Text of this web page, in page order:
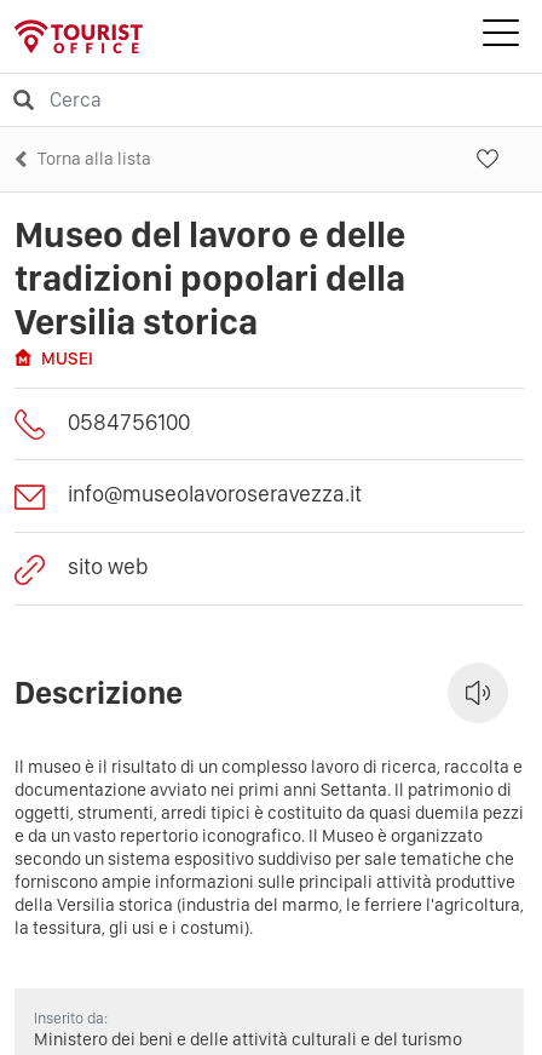
Torna alla lista
Museo del lavoro e delle
tradizioni popolari della
Versilia storica
MUSEI
0584756100
info@museolavoroseravezza.it
sito web
Descrizione
Il museo è il risultato di un complesso lavoro di ricerca, raccolta e
documentazione avviato nei primi anni Settanta. Il patrimonio di
oggetti, strumenti, arredi tipici è costituito da quasi duemila pezzi
e da un vasto repertorio iconografico. Il Museo è organizzato
secondo un sistema espositivo suddiviso per sale tematiche che
forniscono ampie informazioni sulle principali attività produttive
della Versilia storica (industria del marmo, le ferriere l'agricoltura,
la tessitura, gli usi e i costumi).
Inserito da:
Ministero dei beni e delle attività culturali e del turismo